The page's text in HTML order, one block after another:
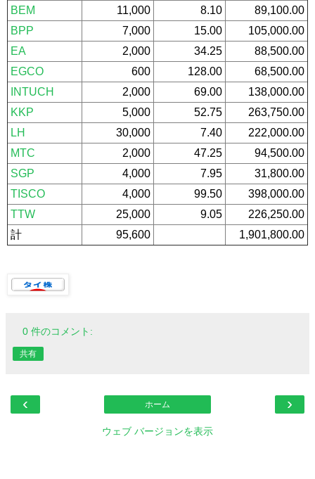
BEM
11,000 8.10
89,100.00
BPP
7,000 15.00
105,000.00
EA
2,000 34.25
88,500.00
EGCO
600 128.00
68,500.00
INTUCH
2,000 69.00
138,000.00
KKP
5,000 52.75
263,750.00
LH
30,000 7.40
222,000.00
MTC
2,000 47.25
94,500.00
SGP
4,000 7.95
31,800.00
TISCO
4,000 99.50
398,000.00
TTW
25,000 9.05
226,250.00
計
95,600 1,901,800.00
0 件のコメント:
共有
‹ ›
ホーム
ウェブ バージョンを表示